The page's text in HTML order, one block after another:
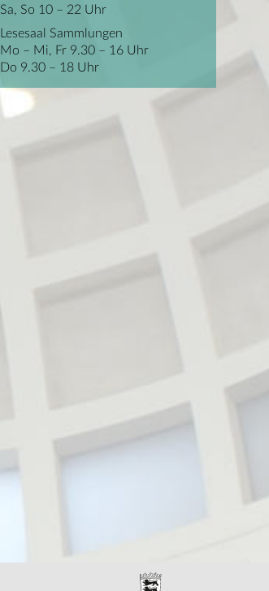
Sa, So 10 – 22 Uhr
Lesesaal Sammlungen
Mo – Mi, Fr 9.30 – 16 Uhr
Do 9.30 – 18 Uhr